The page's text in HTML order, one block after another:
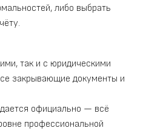
либо выбрать
так и с юридическими
закрывающие документы и
официально — всё
профессиональной